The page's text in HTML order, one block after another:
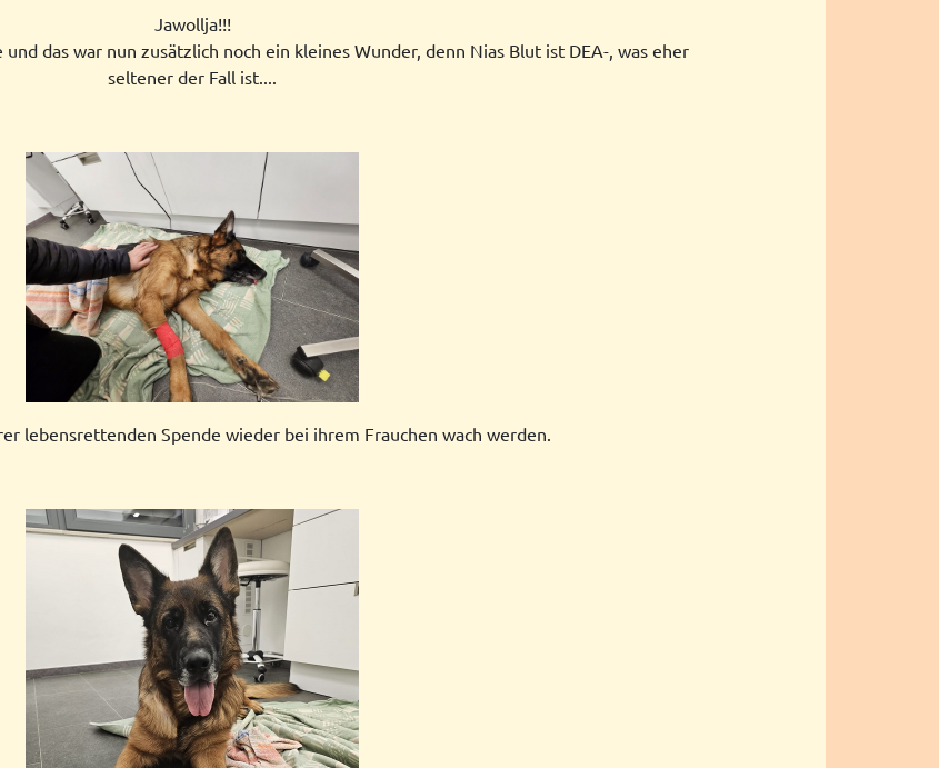
Jawollja!!!
das war nun zusätzlich noch ein kleines Wunder, denn Nias Blut ist DEA-, was eher
seltener der Fall ist....
lebensrettenden Spende wieder bei ihrem Frauchen wach werden.